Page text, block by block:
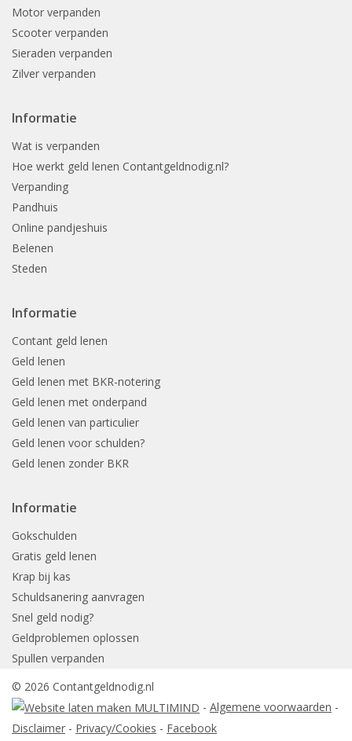
Motor verpanden
Scooter verpanden
Sieraden verpanden
Zilver verpanden
Informatie
Wat is verpanden
Hoe werkt geld lenen Contantgeldnodig.nl?
Verpanding
Pandhuis
Online pandjeshuis
Belenen
Steden
Informatie
Contant geld lenen
Geld lenen
Geld lenen met BKR-notering
Geld lenen met onderpand
Geld lenen van particulier
Geld lenen voor schulden?
Geld lenen zonder BKR
Informatie
Gokschulden
Gratis geld lenen
Krap bij kas
Schuldsanering aanvragen
Snel geld nodig?
Geldproblemen oplossen
Spullen verpanden
© 2026 Contantgeldnodig.nl
- Algemene voorwaarden -
Disclaimer - Privacy/Cookies - Facebook